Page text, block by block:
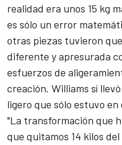
realidad era unos 15 kg
es sólo un error
otras piezas tuvieron
diferente y apresurada
esfuerzos de
creación. Williams sí
ligero que sólo estuvo
"La transformación que
que quitamos 14 kilos